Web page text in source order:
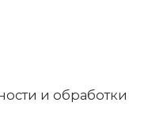
и обработки